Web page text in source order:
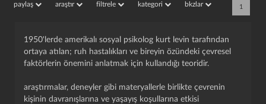
paylaş araştır filtrele kategori bkzlar 1
1950'lerde amerikalı sosyal psikolog kurt levin tarafından
ortaya atılan; ruh hastalıkları ve bireyin özündeki çevresel
faktörlerin önemini anlatmak için kullandığı teoridir.
araştırmalar, deneyler gibi materyallerle birlikte çevrenin
kişinin davranışlarına ve yaşayış koşullarına etkisi